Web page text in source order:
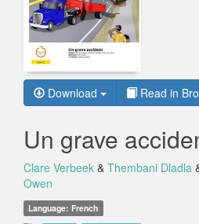
Download Read in
Un grave
Clare Verbeek & Thembani Dladla
Owen
Language: French